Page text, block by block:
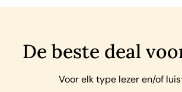
De beste deal
Voor elk type lezer en/of